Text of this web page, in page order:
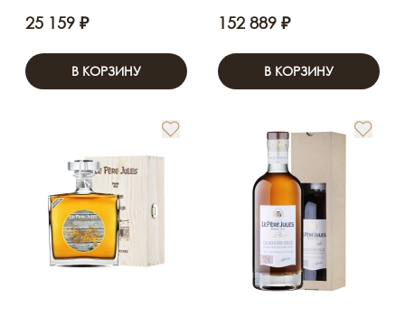
25 159 ₽
В КОРЗИНУ
152 889 ₽
В КОРЗИНУ